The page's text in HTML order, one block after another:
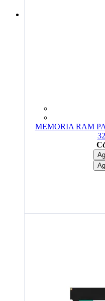
MEMORIA RAM